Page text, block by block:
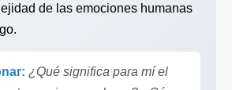
de las emociones humanas
¿Qué significa para mí el